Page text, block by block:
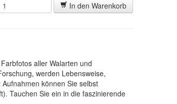
In den Warenkorb
aller Walarten und
werden Lebensweise,
können Sie selbst
Tauchen Sie ein in die faszinierende